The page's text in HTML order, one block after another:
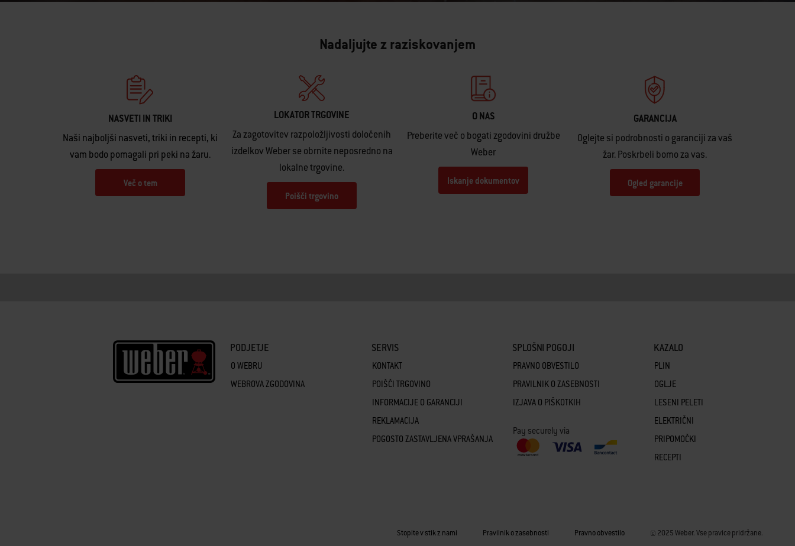
Nadaljujte z raziskovanjem
NASVETI IN TRIKI
Naši najboljši nasveti, triki in recepti, ki
vam bodo pomagali pri peki na žaru.
Več o tem
LOKATOR TRGOVINE
Za zagotovitev razpoložljivosti določenih
izdelkov Weber se obrnite neposredno na
lokalne trgovine.
Poišči trgovino
O NAS
Preberite več o bogati zgodovini družbe
Weber
Iskanje dokumentov
GARANCIJA
Oglejte si podrobnosti o garanciji za vaš
žar. Poskrbeli bomo za vas.
Ogled garancije
PODJETJE
O WEBRU
WEBROVA ZGODOVINA
SERVIS
KONTAKT
POIŠČI TRGOVINO
INFORMACIJE O GARANCIJI
REKLAMACIJA
POGOSTO ZASTAVLJENA VPRAŠANJA
SPLOŠNI POGOJI
PRAVNO OBVESTILO
PRAVILNIK O ZASEBNOSTI
IZJAVA O PIŠKOTKIH
Pay securely via
KAZALO
PLIN
OGLJE
LESENI PELETI
ELEKTRIČNI
PRIPOMOČKI
RECEPTI
Stopite v stik z nami Pravilnik o zasebnosti Pravno obvestilo © 2025 Weber. Vse pravice pridržane.